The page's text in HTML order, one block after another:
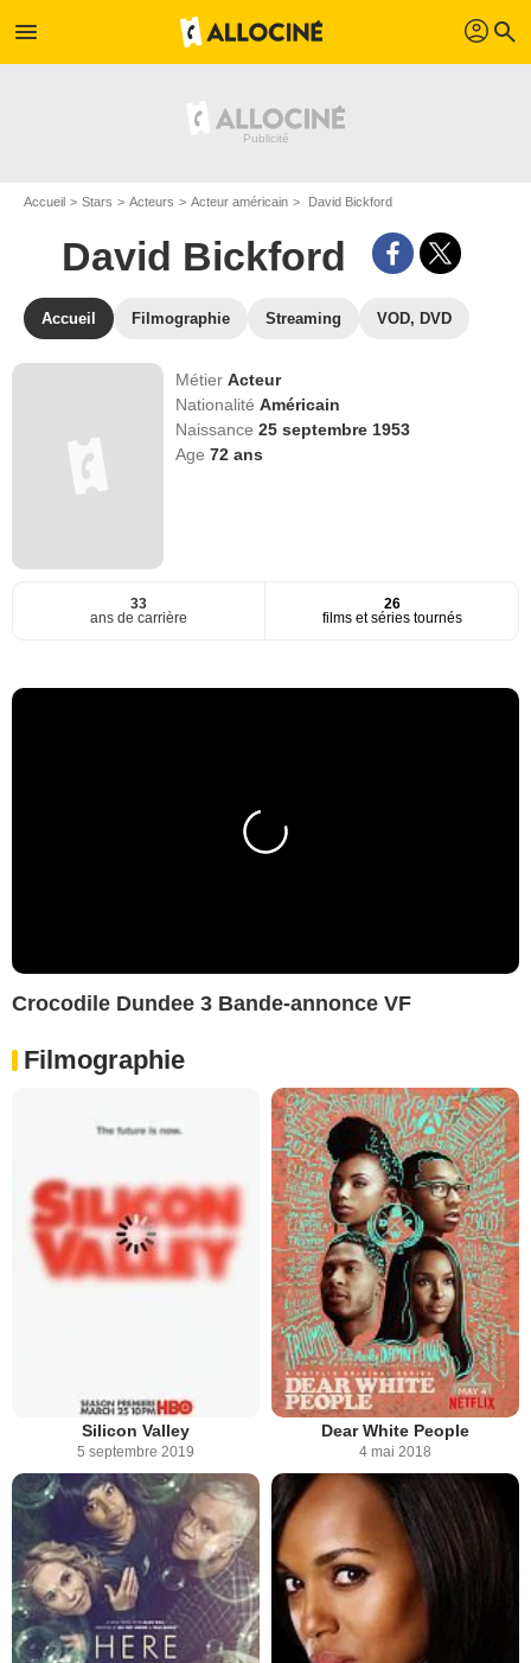
menu profil search
Accueil Stars Acteurs Acteur américain David Bickford
David Bickford
Accueil Filmographie Streaming VOD, DVD
MétierActeur
NationalitéAméricain
Naissance25 septembre 1953
Age72 ans
33
ans de carrière
26
films et séries tournés
Crocodile Dundee 3 Bande-annonce VF
Filmographie
Silicon Valley
5 septembre 2019
Dear White People
4 mai 2018